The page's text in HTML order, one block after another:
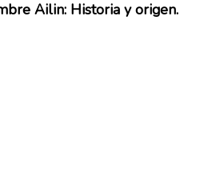
Ailin: Historia y origen.